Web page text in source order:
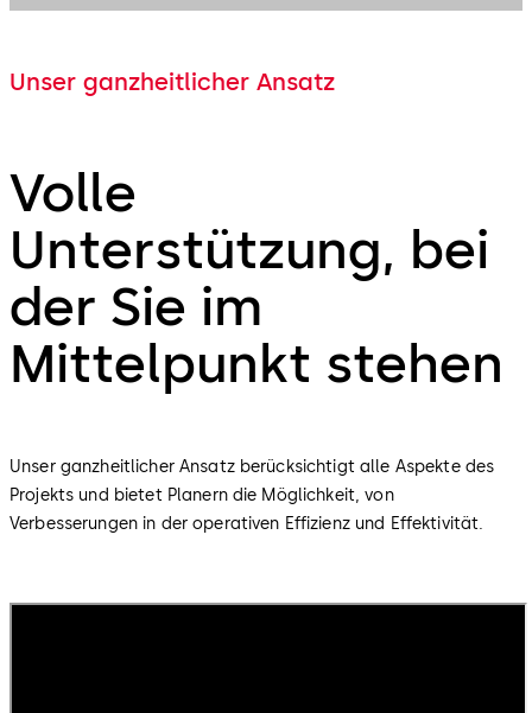
Unser ganzheitlicher Ansatz
Volle
Unterstützung, bei
der Sie im
Mittelpunkt stehen
Unser ganzheitlicher Ansatz berücksichtigt alle Aspekte des
Projekts und bietet Planern die Möglichkeit, von
Verbesserungen in der operativen Effizienz und Effektivität.